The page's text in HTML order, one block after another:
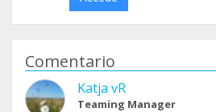
Comentario
Katja vR
Teaming Manager